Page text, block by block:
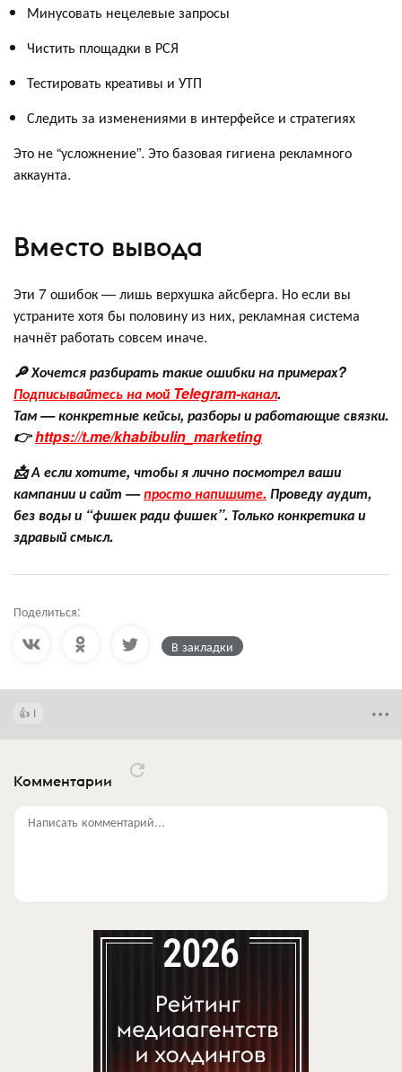
Минусовать нецелевые запросы
Чистить площадки в РСЯ
Тестировать креативы и УТП
Следить за изменениями в интерфейсе и стратегиях
Это не “усложнение”. Это базовая гигиена рекламного
аккаунта.
Вместо вывода
Эти 7 ошибок — лишь верхушка айсберга. Но если вы
устраните хотя бы половину из них, рекламная система
начнёт работать совсем иначе.
🔎 Хочется разбирать такие ошибки на примерах?
Подписывайтесь на мой Telegram-канал.
Там — конкретные кейсы, разборы и работающие связки.
👉https://t.me/khabibulin_marketing
📩 А если хотите, чтобы я лично посмотрел ваши
кампании и сайт —просто напишите.Проведу аудит,
без воды и “фишек ради фишек”. Только конкретика и
здравый смысл.
Поделиться:
В закладки
1
Комментарии
Написать комментарий...